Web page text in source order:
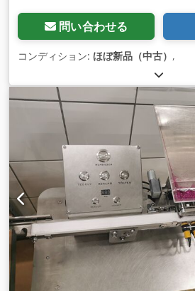
問い合わせる
コンディション: ほぼ新品（中古） ,